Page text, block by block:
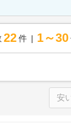
22 件 1～30